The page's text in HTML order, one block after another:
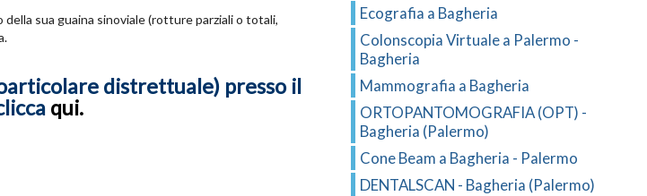
della sua guaina sinoviale (rotture parziali o totali,
distrettuale) presso il
qui.
Ecografia a Bagheria
Colonscopia Virtuale a Palermo -
Bagheria
Mammografia a Bagheria
ORTOPANTOMOGRAFIA (OPT) -
Bagheria (Palermo)
Cone Beam a Bagheria - Palermo
DENTALSCAN - Bagheria (Palermo)